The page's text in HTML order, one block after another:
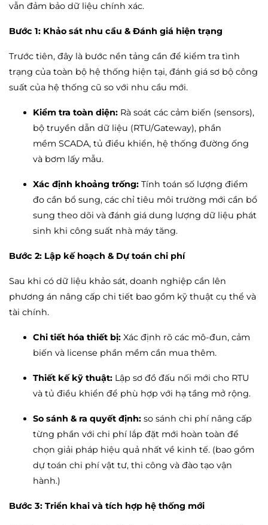
vẫn đảm bảo dữ liệu chính xác.
Bước 1: Khảo sát nhu cầu & Đánh giá hiện trạng
Trước tiên, đây là bước nền tảng cần để kiểm tra tình
trạng của toàn bộ hệ thống hiện tại, đánh giá sơ bộ công
suất của hệ thống cũ so với nhu cầu mới.
Kiểm tra toàn diện: Rà soát các cảm biến (sensors),
bộ truyền dẫn dữ liệu (RTU/Gateway), phần
mềm SCADA, tủ điều khiển, hệ thống đường ống
và bơm lấy mẫu.
Xác định khoảng trống: Tính toán số lượng điểm
đo cần bổ sung, các chỉ tiêu môi trường mới cần bổ
sung theo dõi và đánh giá dung lượng dữ liệu phát
sinh khi công suất nhà máy tăng.
Bước 2: Lập kế hoạch & Dự toán chi phí
Sau khi có dữ liệu khảo sát, doanh nghiệp cần lên
phương án nâng cấp chi tiết bao gồm kỹ thuật cụ thể và
tài chính.
Chi tiết hóa thiết bị: Xác định rõ các mô-đun, cảm
biến và license phần mềm cần mua thêm.
Thiết kế kỹ thuật: Lập sơ đồ đấu nối mới cho RTU
và tủ điều khiển để phù hợp với hạ tầng mở rộng.
So sánh & ra quyết định: so sánh chi phí nâng cấp
từng phần với chi phí lắp đặt mới hoàn toàn để
chọn giải pháp hiệu quả nhất về kinh tế. (bao gồm
dự toán chi phí vật tư, thi công và đào tạo vận
hành.)
Bước 3: Triển khai và tích hợp hệ thống mới